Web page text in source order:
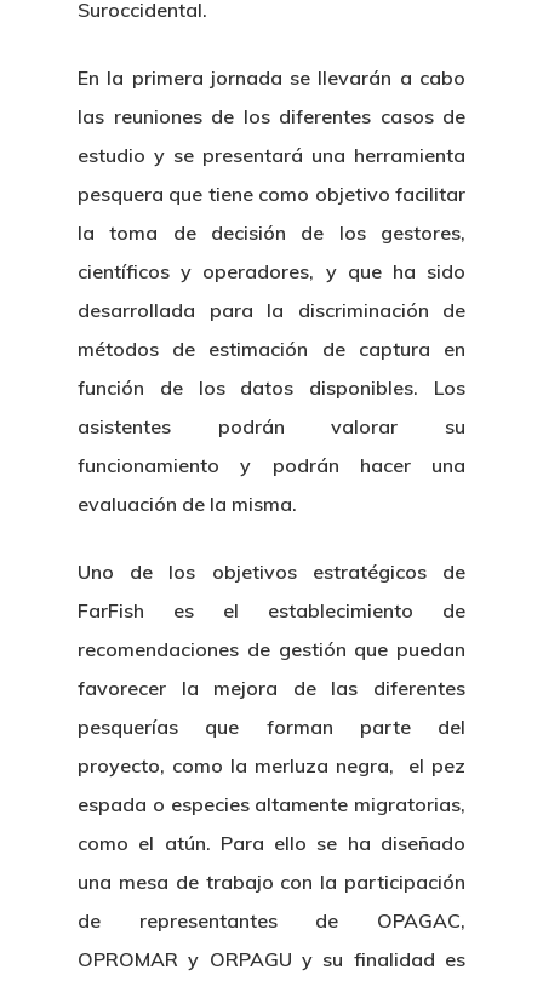
Suroccidental.
En la primera jornada se llevarán a cabo
las reuniones de los diferentes casos de
estudio y se presentará una herramienta
pesquera que tiene como objetivo facilitar
la toma de decisión de los gestores,
científicos y operadores, y que ha sido
desarrollada para la discriminación de
métodos de estimación de captura en
función de los datos disponibles. Los
asistentes podrán valorar su
funcionamiento y podrán hacer una
evaluación de la misma.
Uno de los objetivos estratégicos de
FarFish es el establecimiento de
recomendaciones de gestión que puedan
favorecer la mejora de las diferentes
pesquerías que forman parte del
proyecto, como la merluza negra, el pez
espada o especies altamente migratorias,
como el atún. Para ello se ha diseñado
una mesa de trabajo con la participación
de representantes de OPAGAC,
OPROMAR y ORPAGU y su finalidad es